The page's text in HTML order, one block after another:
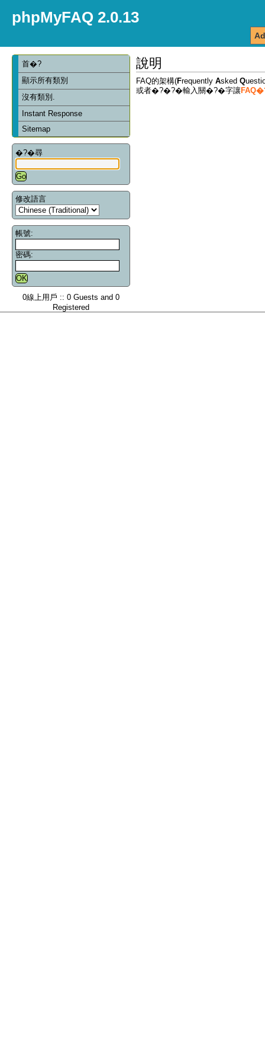
phpMyFAQ 2.0.13
首�?
顯示所有類別
沒有類別.
Instant Response
Sitemap
�?�尋
修改語言
帳號:
密碼:
0線上用戶 :: 0 Guests and 0
Registered
說明
FAQ的架構(Frequently Asked Q
或者�?�?�輸入關�?�字讓